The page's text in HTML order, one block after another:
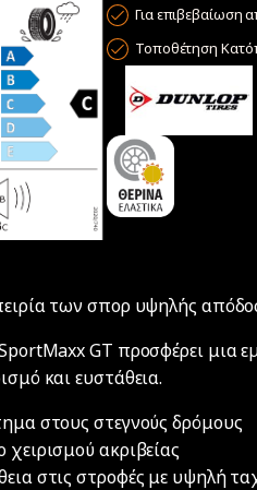
Για επιβεβαίωση
Τοποθέτηση
των σπορ υψηλής
GT προσφέρει μια
και ευστάθεια.
στους στεγνούς δρόμους
ακριβείας
στις στροφές με υψηλή